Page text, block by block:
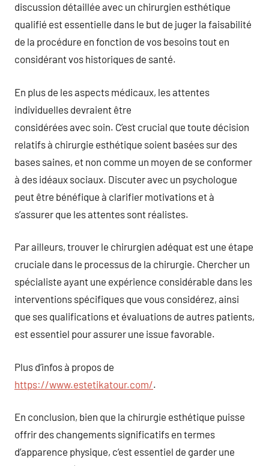
discussion détaillée avec un chirurgien esthétique
qualifié est essentielle dans le but de juger la faisabilité
de la procédure en fonction de vos besoins tout en
considérant vos historiques de santé.
En plus de les aspects médicaux, les attentes
individuelles devraient être
considérées avec soin. C’est crucial que toute décision
relatifs à chirurgie esthétique soient basées sur des
bases saines, et non comme un moyen de se conformer
à des idéaux sociaux. Discuter avec un psychologue
peut être bénéfique à clarifier motivations et à
s’assurer que les attentes sont réalistes.
Par ailleurs, trouver le chirurgien adéquat est une étape
cruciale dans le processus de la chirurgie. Chercher un
spécialiste ayant une expérience considérable dans les
interventions spécifiques que vous considérez, ainsi
que ses qualifications et évaluations de autres patients,
est essentiel pour assurer une issue favorable.
Plus d’infos à propos de
https://www.estetikatour.com/.
En conclusion, bien que la chirurgie esthétique puisse
offrir des changements significatifs en termes
d’apparence physique, c’est essentiel de garder une